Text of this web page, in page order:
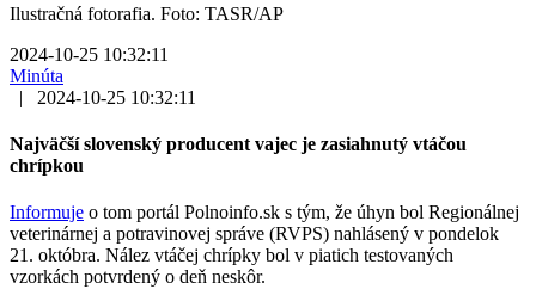
Ilustračná fotorafia. Foto: TASR/AP
2024-10-25 10:32:11
Minúta
|
2024-10-25 10:32:11
Najväčší slovenský producent vajec je zasiahnutý vtáčou
chrípkou
Informuje o tom portál Polnoinfo.sk s tým, že úhyn bol Regionálnej
veterinárnej a potravinovej správe (RVPS) nahlásený v pondelok
21. októbra. Nález vtáčej chrípky bol v piatich testovaných
vzorkách potvrdený o deň neskôr.